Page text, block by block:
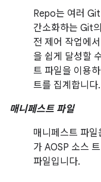
Repo는 여러
간소화하는 Git
전 제어 작업에
을 쉽게 달성할
트 파일을 이용
트를 집계합니다.
매니페스트 파일
매니페스트 파
가 AOSP 소스
파일입니다.